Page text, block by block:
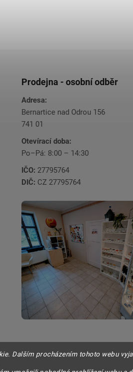
Dalším procházením tohoto webu
Prodejna - osobní odběr
Adresa:
Bernartice nad Odrou 156
741 01
Otevírací doba:
Po–Pá: 8:00 – 14:30
IČO: 27795764
DIČ: CZ 27795764